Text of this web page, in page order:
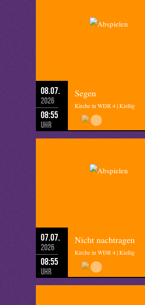
08.07.
2026
08:55
Uhr
Segen
Kirche in WDR 4 | Kießig
07.07.
2026
08:55
Uhr
Nicht nachtragen
Kirche in WDR 4 | Kießig